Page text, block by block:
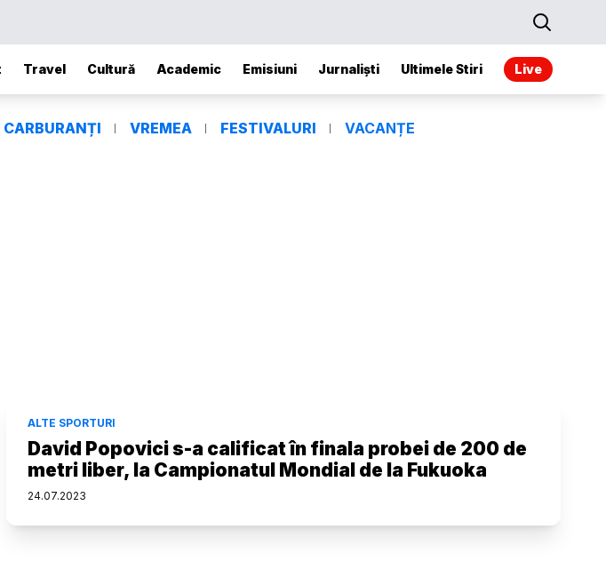
Travel Cultură Academic Emisiuni Jurnaliști Ultimele Stiri Live
CARBURANȚI VREMEA FESTIVALURI VACANȚE
ALTE SPORTURI
David Popovici s-a calificat în finala probei de 200 de
metri liber, la Campionatul Mondial de la Fukuoka
24.07.2023